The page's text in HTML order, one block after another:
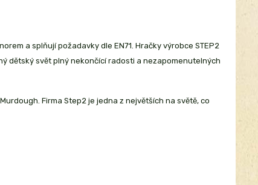
a splňují požadavky dle EN71. Hračky výrobce STEP2
dětský svět plný nekončící radosti a nezapomenutelných
Firma Step2 je jedna z největších na světě, co